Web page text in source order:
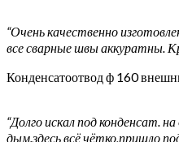
“Очень качественно
все сварные швы аккуратны.
Конденсатоотвод ф 160
“Долго искал под конденсат.
дым.здесь всё чётко,пришло